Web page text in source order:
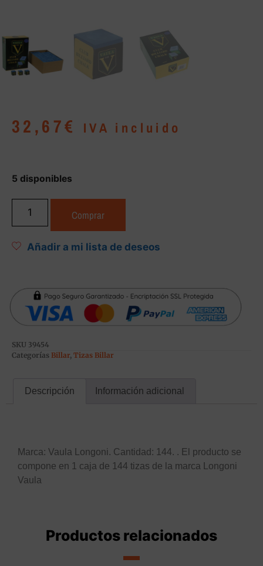
32,67€ IVA incluido
5 disponibles
Comprar
Añadir a mi lista de deseos
SKU 39454
Categorías Billar, Tizas Billar
Descripción Información adicional
Marca: Vaula Longoni. Cantidad: 144. . El producto se
compone en 1 caja de 144 tizas de la marca Longoni
Vaula
Productos relacionados